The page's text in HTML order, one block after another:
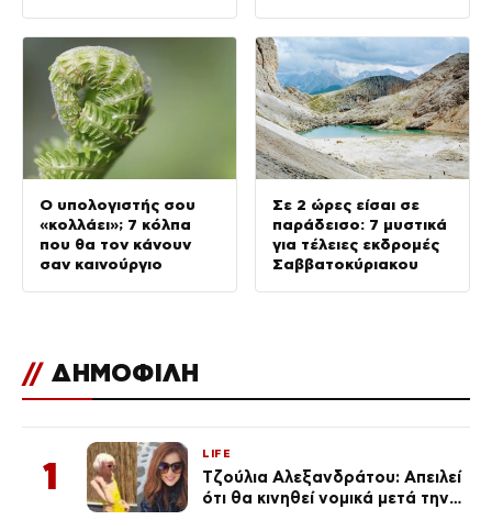
Ο υπολογιστής σου
«κολλάει»; 7 κόλπα
που θα τον κάνουν
σαν καινούργιο
Σε 2 ώρες είσαι σε
παράδεισο: 7 μυστικά
για τέλειες εκδρομές
Σαββατοκύριακου
// ΔΗΜΟΦΙΛΗ
1
LIFE
Τζούλια Αλεξανδράτου: Απειλεί
ότι θα κινηθεί νομικά μετά την